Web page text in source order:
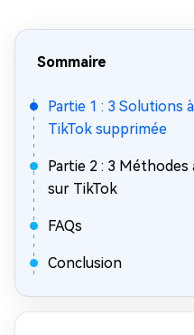
Sommaire
Partie 1 : 3 Solutions
TikTok supprimée
Partie 2 : 3
sur TikTok
FAQs
Conclusion